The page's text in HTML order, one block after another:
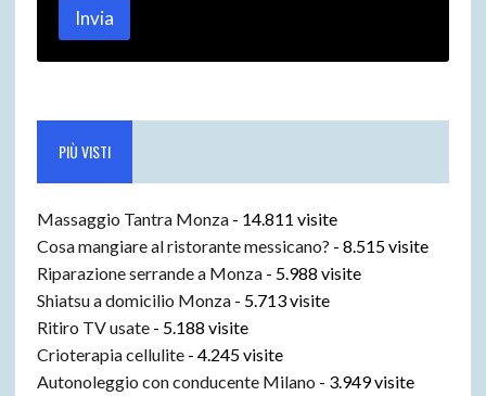
Invia
PIÙ VISTI
Massaggio Tantra Monza- 14.811 visite
Cosa mangiare al ristorante messicano? - 8.515 visite
Riparazione serrande a Monza- 5.988 visite
Shiatsu a domicilio Monza- 5.713 visite
Ritiro TV usate- 5.188 visite
Crioterapia cellulite- 4.245 visite
Autonoleggio con conducente Milano - 3.949 visite